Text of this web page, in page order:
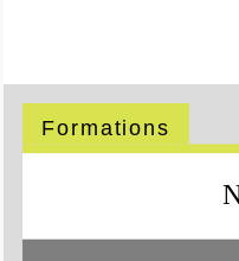
Formations
Notre